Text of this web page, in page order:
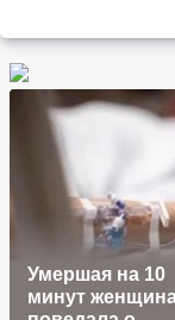
Умершая на 10
минут